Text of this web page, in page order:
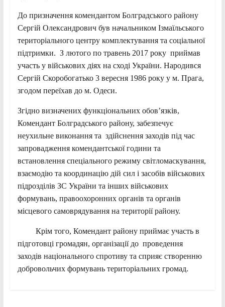
До призначення комендантом Болградського району
Сергій Олександрович був начальником Ізмаїльського
територіального центру комплектування та соціальної
підтримки. З лютого по травень 2017 року приймав
участь у військових діях на сході України. Народився
Сергій Скоробогатько 3 вересня 1986 року у м. Прага,
згодом переїхав до м. Одеси.
Згідно визначених функціональних обов’язків,
Комендант Болградського району, забезпечує
неухильне виконання та здійснення заходів під час
запровадження комендантської години та
встановлення спеціального режиму світломаскування,
взаємодію та координацію дій сил і засобів військових
підрозділів ЗС України та інших військових
формувань, правоохоронних органів та органів
місцевого самоврядування на території району.
Крім того, Комендант району приймає участь в
підготовці громадян, організації до проведення
заходів національного спротиву та сприяє створенню
добровольчих формувань територіальних громад.